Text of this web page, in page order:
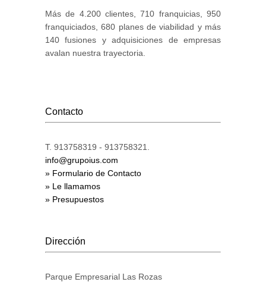
Más de 4.200 clientes, 710 franquicias, 950
franquiciados, 680 planes de viabilidad y más
140 fusiones y adquisiciones de empresas
avalan nuestra trayectoria.
Contacto
T. 913758319 - 913758321.
info@grupoius.com
» Formulario de Contacto
» Le llamamos
» Presupuestos
Dirección
Parque Empresarial Las Rozas